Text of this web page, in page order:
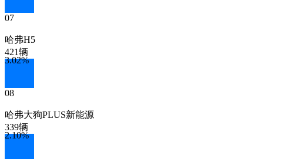
3.02%
07
哈弗H5
421辆
2.10%
08
哈弗大狗PLUS新能源
339辆